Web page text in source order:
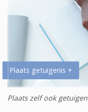
Plaats getuigenis +
Plaats zelf ook